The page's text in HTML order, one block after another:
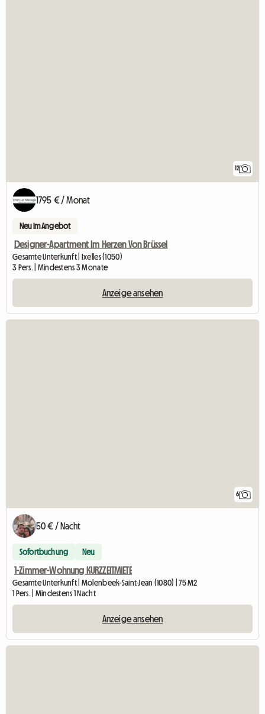
12
1795 € / Monat
Neu im Angebot
Designer-Apartment Im Herzen Von Brüssel
Gesamte Unterkunft | Ixelles (1050)
3 Pers. | Mindestens 3 Monate
Anzeige ansehen
6
50 € / Nacht
Sofortbuchung Neu
1-Zimmer-Wohnung KURZZEITMIETE
Gesamte Unterkunft | Molenbeek-Saint-Jean (1080) | 75 M2
1 Pers. | Mindestens 1 Nacht
Anzeige ansehen